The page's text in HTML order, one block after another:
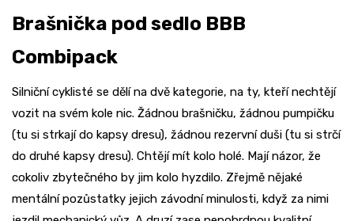
Brašnička pod sedlo BBB
Combipack
Silniční cyklisté se dělí na dvě kategorie, na ty, kteří nechtějí
vozit na svém kole nic. Žádnou brašničku, žádnou pumpičku
(tu si strkají do kapsy dresu), žádnou rezervní duši (tu si strčí
do druhé kapsy dresu). Chtějí mít kolo holé. Mají názor, že
cokoliv zbytečného by jim kolo hyzdilo. Zřejmě nějaké
mentální pozůstatky jejich závodní minulosti, když za nimi